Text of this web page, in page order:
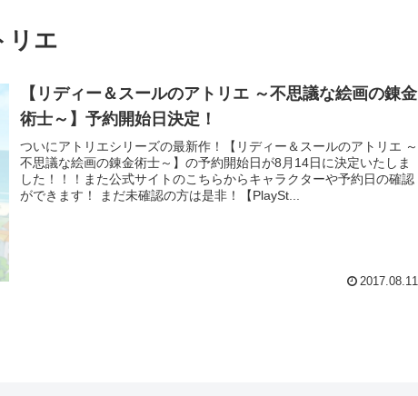
リエ
【リディー＆スールのアトリエ ～不思議な絵画の錬金
術士～】予約開始日決定！
ついにアトリエシリーズの最新作！【リディー＆スールのアトリエ ～
不思議な絵画の錬金術士～】の予約開始日が8月14日に決定いたしま
した！！！また公式サイトのこちらからキャラクターや予約日の確認
ができます！ まだ未確認の方は是非！【PlaySt...
2017.08.11